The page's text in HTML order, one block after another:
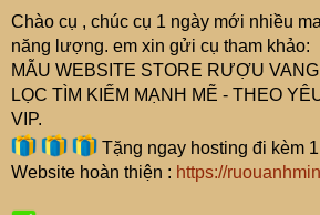
Chào cụ , chúc cụ 1 ngày mới nhiều
năng lượng. em xin gửi cụ tham khảo:
MẪU WEBSITE STORE RƯỢU
LỌC TÌM KIẾM MẠNH MẼ - THEO
VIP.
Tặng ngay hosting đi kèm
Website hoàn thiện : https://